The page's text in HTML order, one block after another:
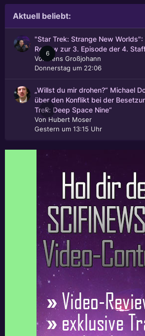
Aktuell beliebt:
6
"Star Trek: Strange New
Review zur 3. Episode der 4.
Von
Jens Großjohann
Donnerstag um 22:06
0
„Willst du mir drohen?“ Michael
über den Konflikt bei der
Trek: Deep Space Nine“
Von Hubert Moser
Gestern um 13:15 Uhr